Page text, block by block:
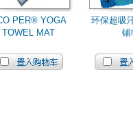
PER® YOGA
TOWEL MAT
环保超吸
铺